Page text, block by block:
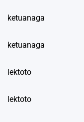
ketuanaga
ketuanaga
lektoto
lektoto